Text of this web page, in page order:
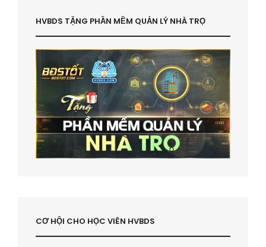
HVBDS TẶNG PHẦN MỀM QUẢN LÝ NHÀ TRỌ
CƠ HỘI CHO HỌC VIÊN HVBDS